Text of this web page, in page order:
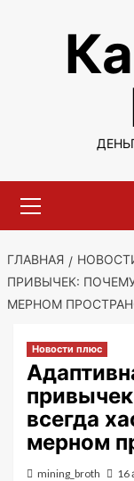
содержимому
меню
ГЛАВНАЯ
ПРИВЫЧЕК:
МЕРНОМ
Новости плюс
всегда
мерном
mining_broth 16